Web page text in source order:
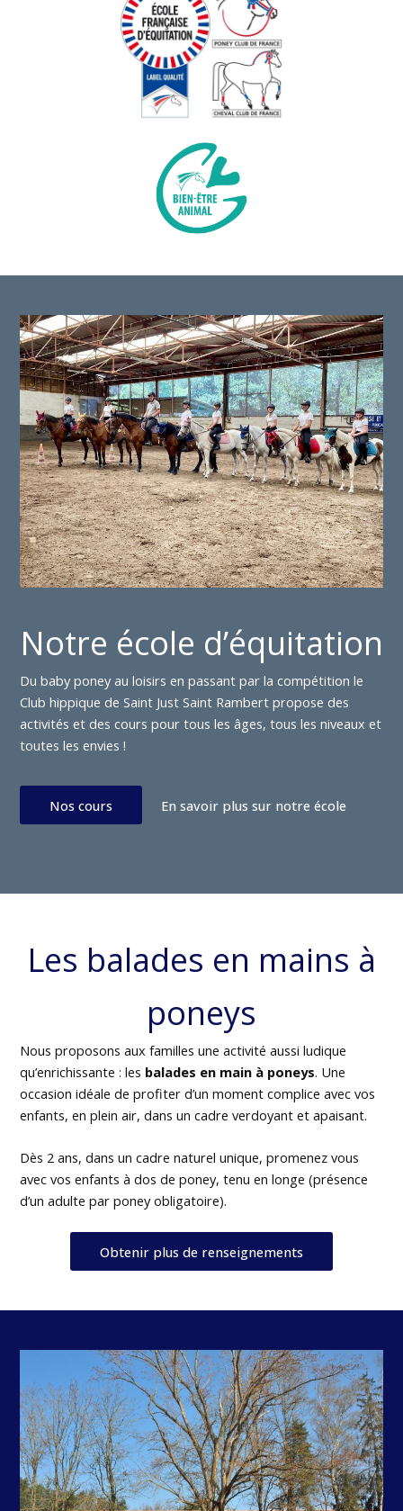
Notre école d’équitation
Du baby poney au loisirs en passant par la compétition le
Club hippique de Saint Just Saint Rambert propose des
activités et des cours pour tous les âges, tous les niveaux et
toutes les envies !
Nos cours En savoir plus sur notre école
Les balades en mains à
poneys
Nous proposons aux familles une activité aussi ludique
qu’enrichissante : les balades en main à poneys. Une
occasion idéale de profiter d’un moment complice avec vos
enfants, en plein air, dans un cadre verdoyant et apaisant.
Dès 2 ans, dans un cadre naturel unique, promenez vous
avec vos enfants à dos de poney, tenu en longe (présence
d’un adulte par poney obligatoire).
Obtenir plus de renseignements